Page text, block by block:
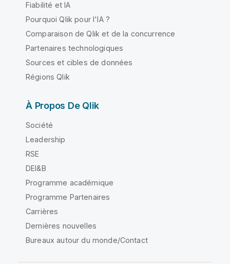
Fiabilité et IA
Pourquoi Qlik pour l'IA ?
Comparaison de Qlik et de la concurrence
Partenaires technologiques
Sources et cibles de données
Régions Qlik
À Propos De Qlik
Société
Leadership
RSE
DEI&B
Programme académique
Programme Partenaires
Carrières
Dernières nouvelles
Bureaux autour du monde/Contact